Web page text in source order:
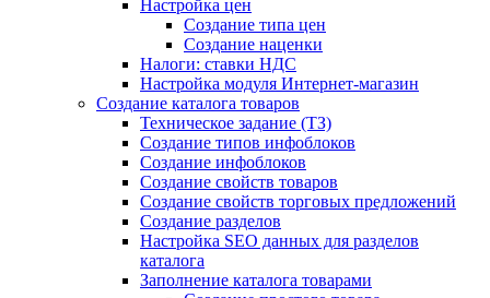
Настройка цен
Создание типа цен
Создание наценки
Налоги: ставки НДС
Настройка модуля Интернет-магазин
Создание каталога товаров
Техническое задание (ТЗ)
Создание типов инфоблоков
Создание инфоблоков
Создание свойств товаров
Создание свойств торговых предложений
Создание разделов
Настройка SEO данных для разделов
каталога
Заполнение каталога товарами